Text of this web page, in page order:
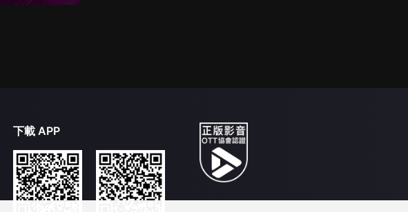
下載 APP